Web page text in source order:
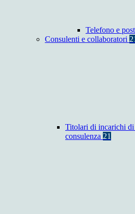
Telefono e
Consulenti e collaboratori
Titolari di incarichi
consulenza 21